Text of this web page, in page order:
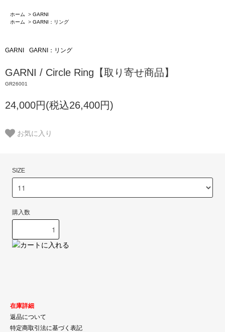
ホーム > GARNI
ホーム
> GARNI：リング
GARNI GARNI：リング
GARNI / Circle Ring【取り寄せ商品】
GR26001
24,000円(税込26,400円)
お気に入り
SIZE
購入数
在庫詳細
返品について
特定商取引法に基づく表記